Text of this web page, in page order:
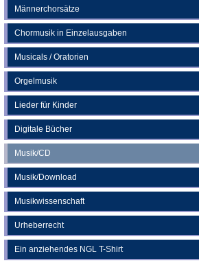
Männerchorsätze
Chormusik in Einzelausgaben
Musicals / Oratorien
Orgelmusik
Lieder für Kinder
Digitale Bücher
Musik/CD
Musik/Download
Musikwissenschaft
Urheberrecht
Ein anziehendes NGL T-Shirt